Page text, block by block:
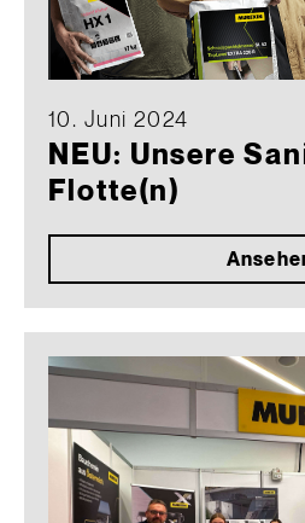
10. Juni 2024
NEU: Unsere
Flotte(n)